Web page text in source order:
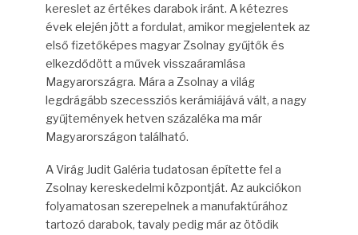
kereslet az értékes darabok iránt. A kétezres
évek elején jött a fordulat, amikor megjelentek az
első fizetőképes magyar Zsolnay gyűjtők és
elkezdődött a művek visszaáramlása
Magyarországra. Mára a Zsolnay a világ
legdrágább szecessziós kerámiájává vált, a nagy
gyűjtemények hetven százaléka ma már
Magyarországon található.
A Virág Judit Galéria tudatosan építette fel a
Zsolnay kereskedelmi központját. Az aukciókon
folyamatosan szerepelnek a manufaktúrához
tartozó darabok, tavaly pedig már az ötödik